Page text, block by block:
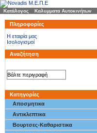
Κατάλογος Καλυμματα Αυτοκινήτων
Πληροφορίες
H εταιρία μας
Ισολογισμοί
Αναζήτηση
Κατηγορίες
Αποσμητικα
Αντικλεπτικα
Βουρτσες-Καθαριστικα